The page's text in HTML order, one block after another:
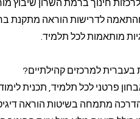
והתאמה לדרישות הוראה
מותאמות לכל תלמיד.
למרכזים קהילתיים?
פרטני לכל תלמיד, תכנית
מתמחה בשיטות הוראה